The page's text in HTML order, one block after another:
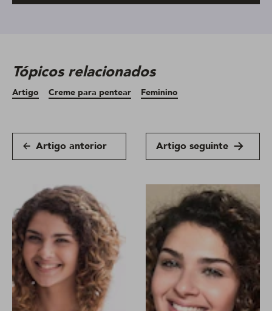
Tópicos relacionados
Artigo Creme para pentear Feminino
Artigo anterior Artigo seguinte